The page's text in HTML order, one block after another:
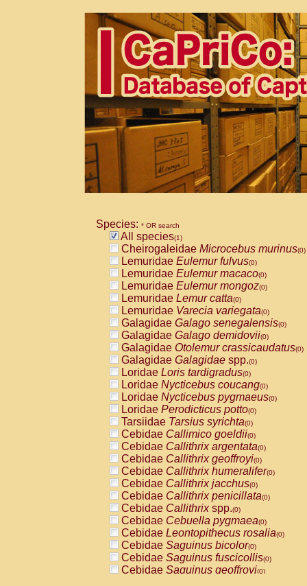
Species: * OR search
All species(1)
Cheirogaleidae Microcebus murinus(0)
Lemuridae Eulemur fulvus(0)
Lemuridae Eulemur macaco(0)
Lemuridae Eulemur mongoz(0)
Lemuridae Lemur catta(0)
Lemuridae Varecia variegata(0)
Galagidae Galago senegalensis(0)
Galagidae Galago demidovii(0)
Galagidae Otolemur crassicaudatus(0)
Galagidae Galagidae spp.(0)
Loridae Loris tardigradus(0)
Loridae Nycticebus coucang(0)
Loridae Nycticebus pygmaeus(0)
Loridae Perodicticus potto(0)
Tarsiidae Tarsius syrichta(0)
Cebidae Callimico goeldii(0)
Cebidae Callithrix argentata(0)
Cebidae Callithrix geoffroyi(0)
Cebidae Callithrix humeralifer(0)
Cebidae Callithrix jacchus(0)
Cebidae Callithrix penicillata(0)
Cebidae Callithrixspp.(0)
Cebidae Cebuella pygmaea(0)
Cebidae Leontopithecus rosalia(0)
Cebidae Saguinus bicolor(0)
Cebidae Saguinus fuscicollis(0)
Cebidae Saguinus geoffroyi(0)